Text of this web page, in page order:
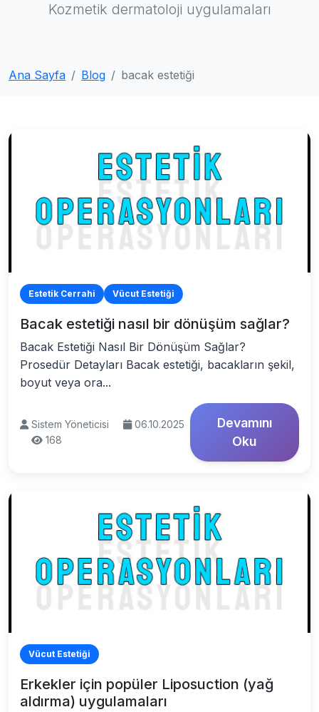
Kozmetik dermatoloji uygulamaları
Ana Sayfa Blog bacak estetiği
Estetik Cerrahi Vücut Estetiği
Bacak estetiği nasıl bir dönüşüm sağlar?
Bacak Estetiği Nasıl Bir Dönüşüm Sağlar?
Prosedür Detayları Bacak estetiği, bacakların şekil,
boyut veya ora...
Sistem Yöneticisi
06.10.2025
168
Devamını
Oku
Vücut Estetiği
Erkekler için popüler Liposuction (yağ
aldırma) uygulamaları